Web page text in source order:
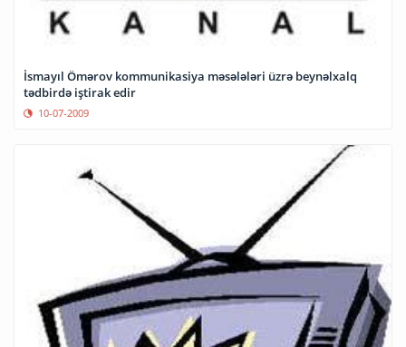
İsmayıl Ömərov kommunikasiya məsələləri üzrə beynəlxalq
tədbirdə iştirak edir
10-07-2009